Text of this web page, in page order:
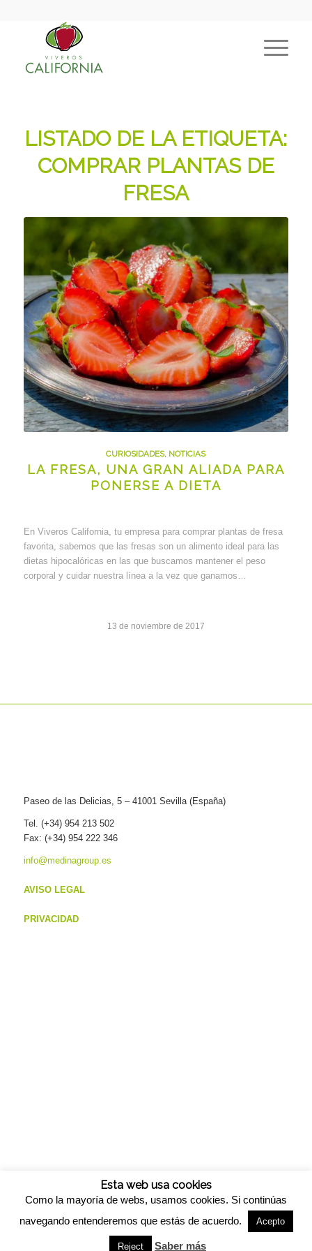
LISTADO DE LA ETIQUETA:
COMPRAR PLANTAS DE
FRESA
CURIOSIDADES, NOTICIAS
LA FRESA, UNA GRAN ALIADA PARA
PONERSE A DIETA
En Viveros California, tu empresa para comprar plantas de fresa
favorita, sabemos que las fresas son un alimento ideal para las
dietas hipocalóricas en las que buscamos mantener el peso
corporal y cuidar nuestra línea a la vez que ganamos…
13 de noviembre de 2017
Paseo de las Delicias, 5 – 41001 Sevilla (España)
Tel. (+34) 954 213 502
Fax: (+34) 954 222 346
info@medinagroup.es
AVISO LEGAL
PRIVACIDAD
Enfold WordPress Theme by Kriesi
Esta web usa cookies
Como la mayoría de webs, usamos cookies. Si continúas
navegando entenderemos que estás de acuerdo.
Acepto
Reject Saber más